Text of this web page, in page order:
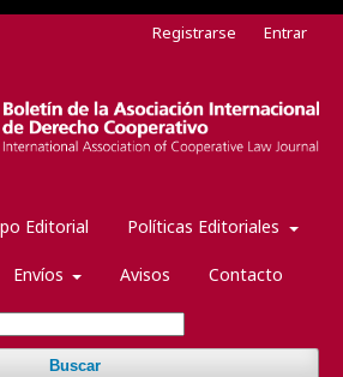
Editorial Políticas Editoriales
Envíos Avisos Contacto
Buscar
Registrarse Entrar